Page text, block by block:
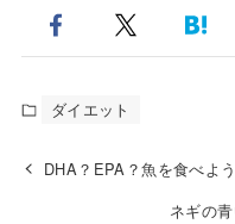
ダイエット
DHA？EPA？魚を食べよ
ネギの